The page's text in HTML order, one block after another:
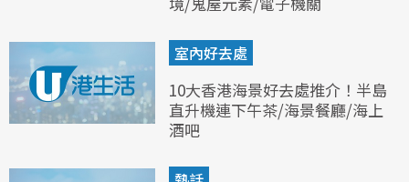
室內好去處
10大香港海景好去處推介！半島
直升機連下午茶/海景餐廳/海上
酒吧